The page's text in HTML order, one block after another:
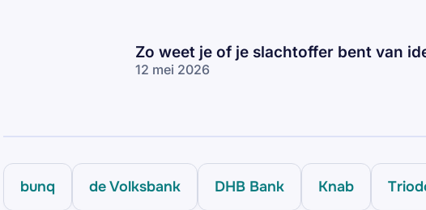
Zo weet je of je slachtoffer bent van
12 mei 2026
bunq de Volksbank DHB Bank Knab